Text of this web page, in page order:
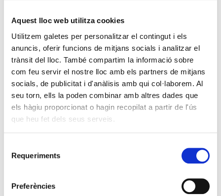
Aquest lloc web utilitza cookies
Utilitzem galetes per personalitzar el contingut i els
anuncis, oferir funcions de mitjans socials i analitzar el
trànsit del lloc. També compartim la informació sobre
com feu servir el nostre lloc amb els partners de mitjans
socials, de publicitat i d'anàlisis amb qui col·laborem. Al
seu torn, ells la poden combinar amb altres dades que
els hàgiu proporcionat o hagin recopilat a partir de l'ús
que heu fet dels seus serveis.
Requeriments
Preferències